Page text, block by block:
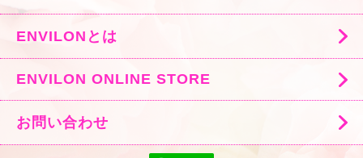
ENVILONとは
ENVILON ONLINE STORE
お問い合わせ